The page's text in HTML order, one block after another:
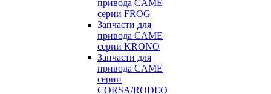
привода CAME
серии FROG
Запчасти для
привода CAME
серии KRONO
Запчасти для
привода CAME
серии
CORSA/RODEO